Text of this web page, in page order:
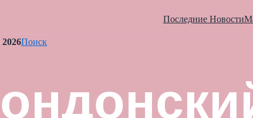
Последние Новости
2026Поиск